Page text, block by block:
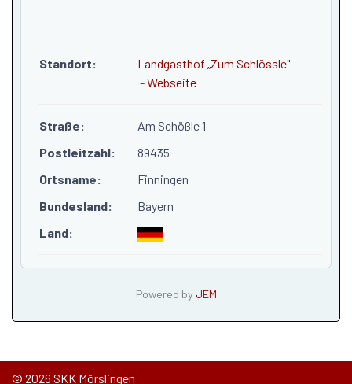
Standort:
Landgasthof „Zum Schlössle"
-Webseite
Straße:
Am Schößle 1
Postleitzahl:
89435
Ortsname:
Finningen
Bundesland:
Bayern
Land:
Powered by JEM
© 2026 SKK Mörslingen